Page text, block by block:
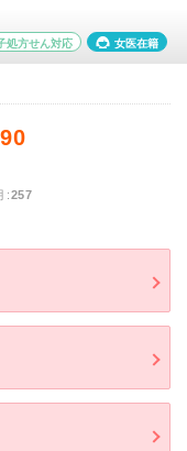
処方せん対応 女医在籍
:257